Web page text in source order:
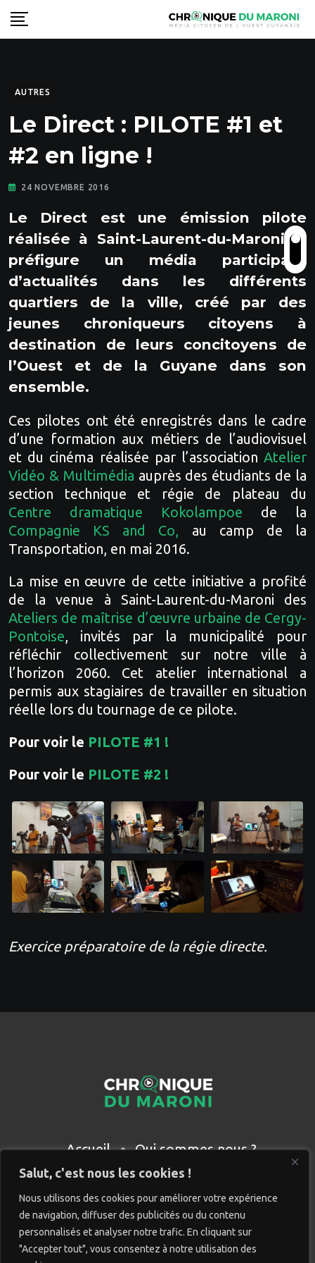
Salut, c'est nous les cookies !
Nous utilisons des cookies pour améliorer votre expérience
de navigation, diffuser des publicités ou du contenu
personnalisés et analyser notre trafic. En cliquant sur
"Accepter tout", vous consentez à notre utilisation des
Skip
to
AUTRES
Le Direct : PILOTE #1 et
#2 en ligne !
24 NOVEMBRE 2016
Le Direct est une émission pilote
réalisée à Saint-Laurent-du-Maroni. Il
préfigure un média participatif
d’actualités dans les différents
quartiers de la ville, créé par des
jeunes chroniqueurs citoyens à
destination de leurs concitoyens de
l’Ouest et de la Guyane dans son
ensemble.
Ces pilotes ont été enregistrés dans le cadre
d’une formation aux métiers de l’audiovisuel
et du cinéma réalisée par l’association Atelier
Vidéo & Multimédia auprès des étudiants de la
section technique et régie de plateau du
Centre dramatique Kokolampoe de la
Compagnie KS and Co, au camp de la
Transportation, en mai 2016.
La mise en œuvre de cette initiative a profité
de la venue à Saint-Laurent-du-Maroni des
Ateliers de maîtrise d’œuvre urbaine de Cergy-
Pontoise, invités par la municipalité pour
réfléchir collectivement sur notre ville à
l’horizon 2060. Cet atelier international a
permis aux stagiaires de travailler en situation
réelle lors du tournage de ce pilote.
Pour voir le PILOTE #1 !
Pour voir le PILOTE #2 !
Exercice préparatoire de la régie directe.
Accueil
Qui sommes nous ?
Partenaires
Contact